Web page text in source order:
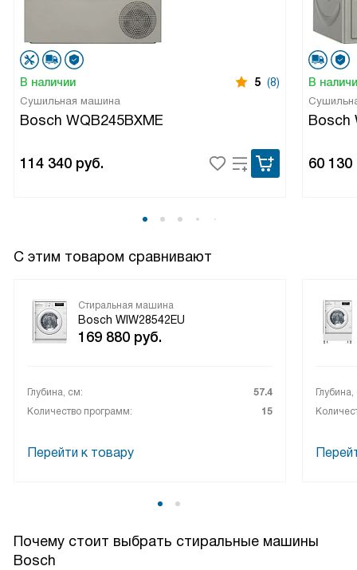
В наличии 5 (8)
Сушильная машина
Bosch WQB245BXME
114 340 руб.
В
Bosch
60 130
С этим товаром сравнивают
Стиральная машина
Bosch WIW28542EU
169 880 руб.
Глубина, см:
57.4
Количество программ:
15
Перейти к товару
Почему стоит выбрать стиральные машины
Bosch